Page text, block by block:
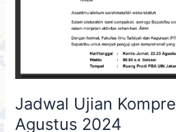
Jadwal Ujian
Agustus 2024